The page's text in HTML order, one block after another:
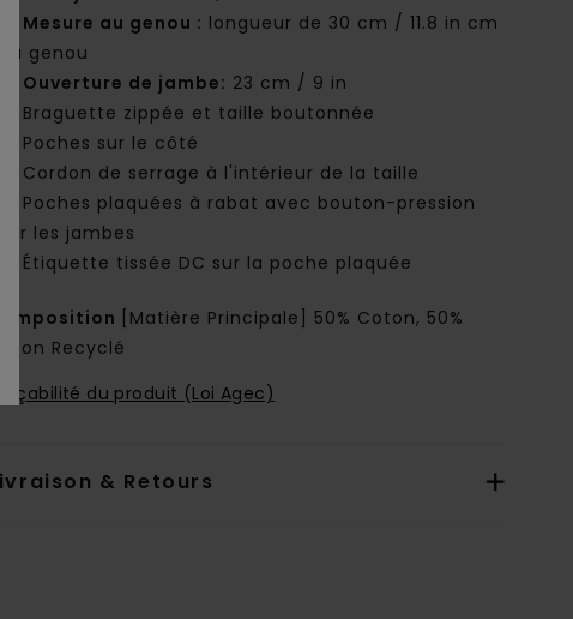
Mesure au genou : longueur de 30 cm / 11.8 in cm
au genou
Ouverture de jambe: 23 cm / 9 in
Braguette zippée et taille boutonnée
Poches sur le côté
Cordon de serrage à l'intérieur de la taille
Poches plaquées à rabat avec bouton-pression
sur les jambes
Étiquette tissée DC sur la poche plaquée
Composition
[Matière Principale] 50% Coton, 50%
Coton Recyclé
Traçabilité du produit (Loi Agec)
& Retours